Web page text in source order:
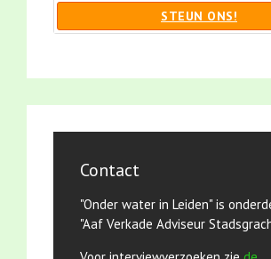
STEUN ONS!
Contact
"Onder water in Leiden" is
"Aaf Verkade Adviseur